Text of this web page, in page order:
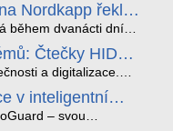
Nordkapp řekla
během dvanácti dní
jsme vzali na trasu z
Laponsko až na
až −13 °C a mimo
na mapě, ale
Čtečky HID
a digitalizace.
a vysoce univerzální
v inteligentní
– svou